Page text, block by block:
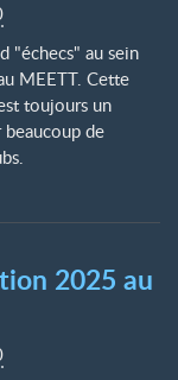
"échecs" au sein
MEETT. Cette
toujours un
de
2025 au